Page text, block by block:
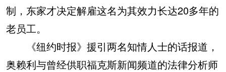
制，东家才决定解雇这名为其效力长达20多年的
老员工。
《纽约时报》援引两名知情人士的话报道，
奥赖利与曾经供职福克斯新闻频道的法律分析师